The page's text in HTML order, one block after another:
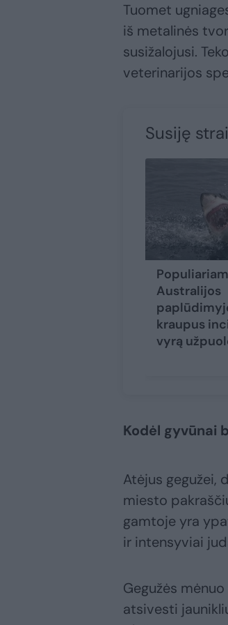
Tuomet
iš metalinės
susižalojusi.
veterinarijos
Susiję
Australijos
kraupus
vyrą
Kodėl gyvūnai
Atėjus gegužei,
miesto
gamtoje yra
ir intensyviai
Gegužės
atsivesti